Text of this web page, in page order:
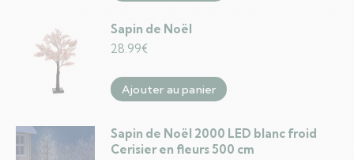
Sapin de Noël
28.99€
Ajouter au panier
Sapin de Noël 2000 LED blanc froid
Cerisier en fleurs 500 cm